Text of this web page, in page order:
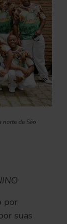
norte de São
por
suas